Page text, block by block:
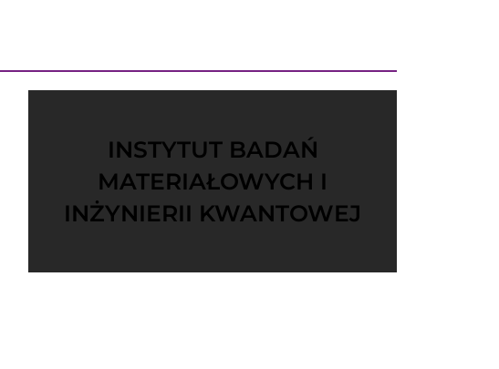
INSTYTUT BADAŃ
MATERIAŁOWYCH I
INŻYNIERII KWANTOWEJ